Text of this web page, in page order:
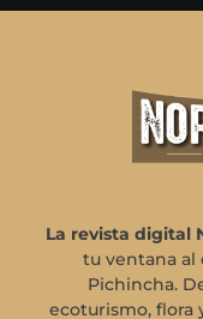
La revista digital
tu ventana al
Pichincha.
ecoturismo, flora